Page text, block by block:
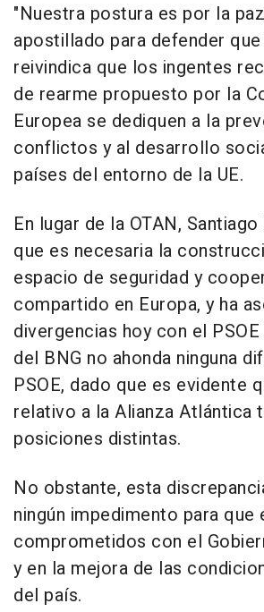
"Nuestra postura es por la
apostillado para defender
reivindica que los ingentes
de rearme propuesto por la
Europea se dediquen a la
conflictos y al desarrollo
países del entorno de la UE.
En lugar de la OTAN,
que es necesaria la
espacio de seguridad y
compartido en Europa, y ha
divergencias hoy con el
del BNG no ahonda ninguna
PSOE, dado que es evidente
relativo a la Alianza Atlántica
posiciones distintas.
No obstante, esta
ningún impedimento para que
comprometidos con el
y en la mejora de las
del país.